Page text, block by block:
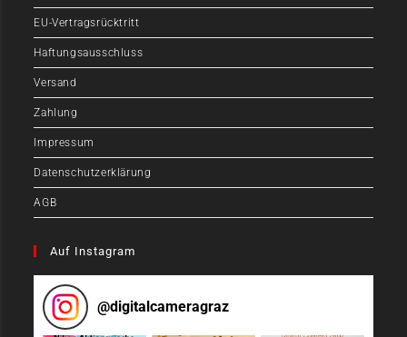
EU-Vertragsrücktritt
Haftungsausschluss
Versand
Zahlung
Impressum
Datenschutzerklärung
AGB
Auf Instagram
@digitalcameragraz